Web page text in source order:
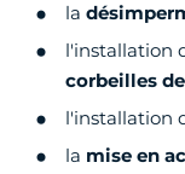
la
l'installation
corbeilles
l'installation
la mise en